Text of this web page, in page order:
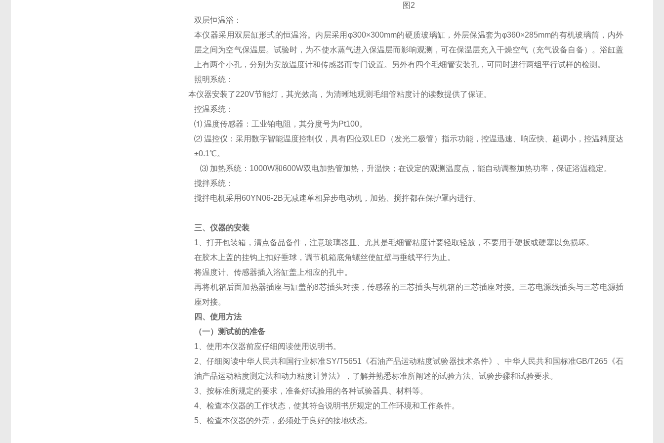
图2
双层恒温浴：
本仪器采用双层缸形式的恒温浴。内层采用φ300×300mm的硬质玻璃缸，外层保温套为φ360×285mm的有机玻璃筒，内外
层之间为空气保温层。试验时，为不使水蒸气进入保温层而影响观测，可在保温层充入干燥空气（充气设备自备）。浴缸盖
上有两个小孔，分别为安放温度计和传感器而专门设置。另外有四个毛细管安装孔，可同时进行两组平行试样的检测。
照明系统：
本仪器安装了220V节能灯，其光效高，为清晰地观测毛细管粘度计的读数提供了保证。
控温系统：
⑴ 温度传感器：工业铂电阻，其分度号为Pt100。
⑵ 温控仪：采用数字智能温度控制仪，具有四位双LED（发光二极管）指示功能，控温迅速、响应快、超调小，控温精度达
±0.1℃。
⑶ 加热系统：1000W和600W双电加热管加热，升温快；在设定的观测温度点，能自动调整加热功率，保证浴温稳定。
搅拌系统：
搅拌电机采用60YN06-2B无减速单相异步电动机，加热、搅拌都在保护罩内进行。
三、仪器的安装
1、打开包装箱，清点备品备件，注意玻璃器皿、尤其是毛细管粘度计要轻取轻放，不要用手硬扳或硬塞以免损坏。
在胶木上盖的挂钩上扣好垂球，调节机箱底角螺丝使缸壁与垂线平行为止。
将温度计、传感器插入浴缸盖上相应的孔中。
再将机箱后面加热器插座与缸盖的8芯插头对接，传感器的三芯插头与机箱的三芯插座对接。三芯电源线插头与三芯电源插
座对接。
四、使用方法
（一）测试前的准备
1、使用本仪器前应仔细阅读使用说明书。
2、仔细阅读中华人民共和国行业标准SY/T5651《石油产品运动粘度试验器技术条件》、中华人民共和国标准GB/T265《石
油产品运动粘度测定法和动力粘度计算法》，了解并熟悉标准所阐述的试验方法、试验步骤和试验要求。
3、按标准所规定的要求，准备好试验用的各种试验器具、材料等。
4、检查本仪器的工作状态，使其符合说明书所规定的工作环境和工作条件。
5、检查本仪器的外壳，必须处于良好的接地状态。